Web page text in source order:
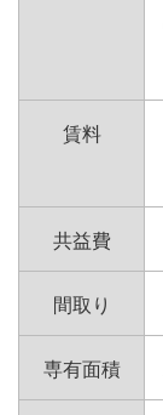
賃料
共益費
間取り
専有面積